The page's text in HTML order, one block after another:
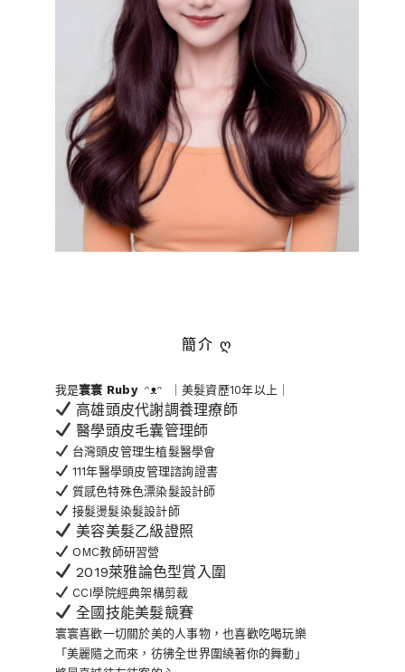
簡介 ღ
我是寰寰 Rubyᵔᴥᵔ ｜美髮資歷10年以上｜
高雄頭皮代謝調養理療師
醫學頭皮毛囊管理師
台灣頭皮管理生植髮醫學會
111年醫學頭皮管理諮詢證書
質感色特殊色漂染髮設計師
接髮燙髮染髮設計師
美容美髮乙級證照
OMC教師研習營
2019萊雅論色型賞入圍
CCI學院經典架構剪裁
全國技能美髮競賽
寰寰喜歡一切關於美的人事物，也喜歡吃喝玩樂
「美麗隨之而來，彷彿全世界圍繞著你的舞動」